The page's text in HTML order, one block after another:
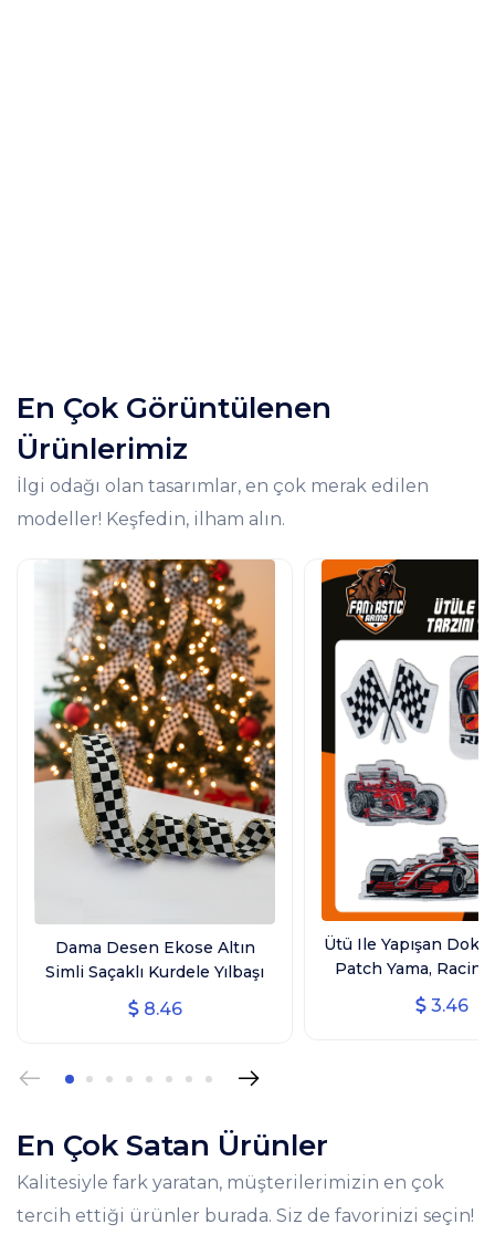
En Çok Görüntülenen
Ürünlerimiz
İlgi odağı olan tasarımlar, en çok merak edilen
modeller! Keşfedin, ilham alın.
Dama Desen Ekose Altın
Simli Saçaklı Kurdele Yılbaşı
Kurdelesi (3 CM GENİŞLİK - 10
MT UZUNLUK)
8.46
Ütü Ile Yapışan
Patch Yama, Racing
Ütüyle Yapışan
Patch 4'lü
3.46
En Çok Satan Ürünler
Kalitesiyle fark yaratan, müşterilerimizin en çok
tercih ettiği ürünler burada. Siz de favorinizi seçin!